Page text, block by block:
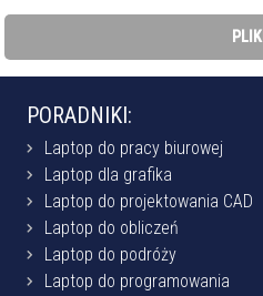
PLIKI
PORADNIKI:
Laptop do pracy biurowej
Laptop dla grafika
Laptop do projektowania CAD
Laptop do obliczeń
Laptop do podróży
Laptop do programowania